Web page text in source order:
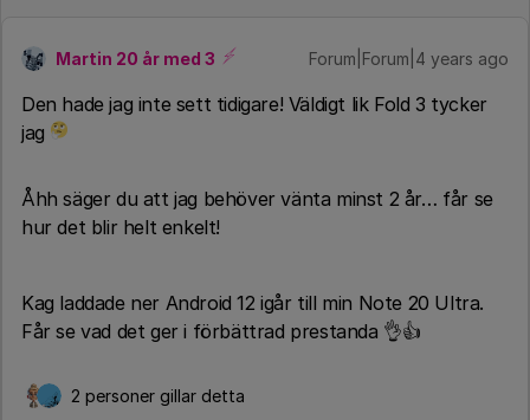
Martin 20 år med 3 Forum|Forum|4 years ago
Den hade jag inte sett tidigare! Väldigt lik Fold 3 tycker
jag
Åhh säger du att jag behöver vänta minst 2 år… får se
hur det blir helt enkelt!
Kag laddade ner Android 12 igår till min Note 20 Ultra.
Får se vad det ger i förbättrad prestanda 👌👍
2 personer gillar detta